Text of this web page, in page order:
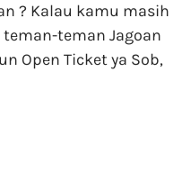
? Kalau kamu masih
teman Jagoan
Open Ticket ya Sob,